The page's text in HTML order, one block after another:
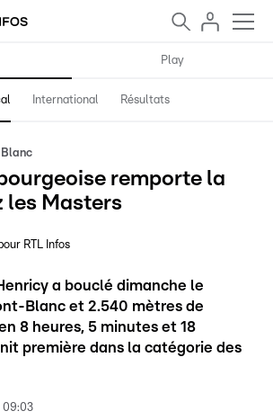
Play
International Résultats
remporte la
les Masters
RTL Infos
a bouclé dimanche le
Blanc et 2.540 mètres de
8 heures, 5 minutes et 18
première dans la catégorie des
09:03